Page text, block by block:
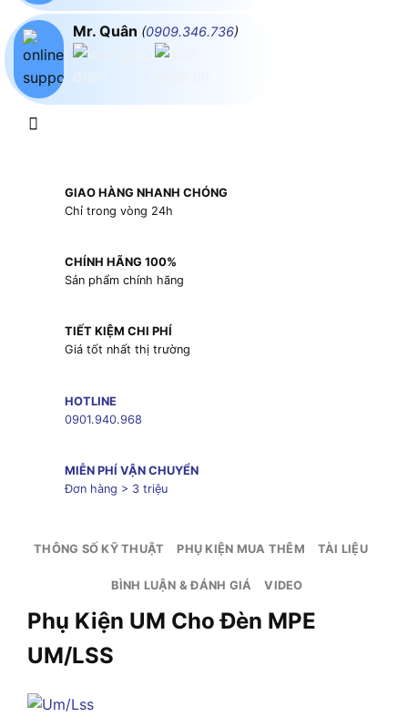
Mr. Quân (0909.346.736)
GIAO HÀNG NHANH CHÓNG
Chỉ trong vòng 24h
CHÍNH HÃNG 100%
Sản phẩm chính hãng
TIẾT KIỆM CHI PHÍ
Giá tốt nhất thị trường
HOTLINE
0901.940.968
MIỄN PHÍ VẬN CHUYỂN
Đơn hàng > 3 triệu
THÔNG SỐ KỸ THUẬT PHỤ KIỆN MUA THÊM TÀI LIỆU
BÌNH LUẬN & ĐÁNH GIÁ VIDEO
Phụ Kiện UM Cho Đèn MPE
UM/LSS